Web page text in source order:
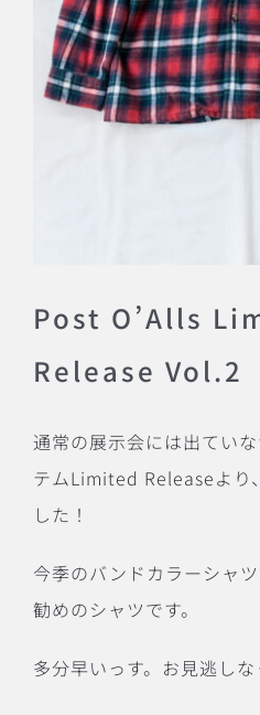
Post O’Alls
Release Vol.2
通常の展示会には出てい
テムLimited Releaseより
した！
今季のバンドカラーシャ
勧めのシャツです。
多分早いっす。お見逃しな